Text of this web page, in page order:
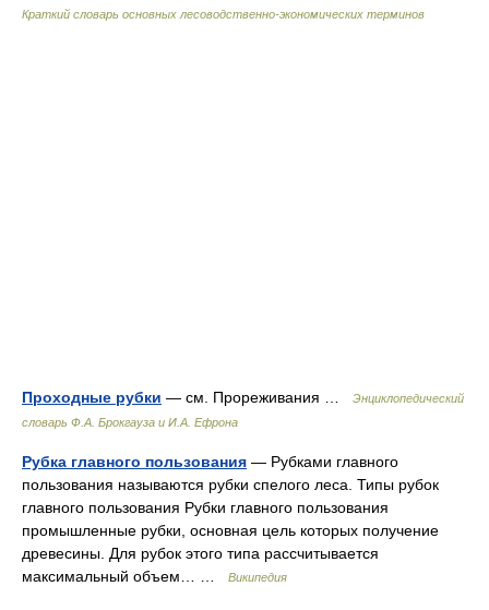
Краткий словарь основных лесоводственно-экономических терминов
Проходные рубки — см. Прореживания …
Энциклопедический
словарь Ф.А. Брокгауза и И.А. Ефрона
Рубка главного пользования — Рубками главного
пользования называются рубки спелого леса. Типы рубок
главного пользования Рубки главного пользования
промышленные рубки, основная цель которых получение
древесины. Для рубок этого типа рассчитывается
максимальный объем… …
Википедия